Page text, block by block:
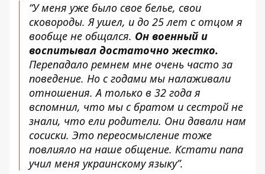
“У меня уже было свое белье, свои
сковороды. Я ушел, и до 25 лет с отцом я
вообще не общался. Он военный и
воспитывал достаточно жестко.
Перепадало ремнем мне очень часто за
поведение. Но с годами мы налаживали
отношения. А только в 32 года я
вспомнил, что мы с братом и сестрой не
знали, что ели родители. Они давали нам
сосиски. Это переосмысление тоже
повлияло на наше общение. Кстати папа
учил меня украинскому языку”.